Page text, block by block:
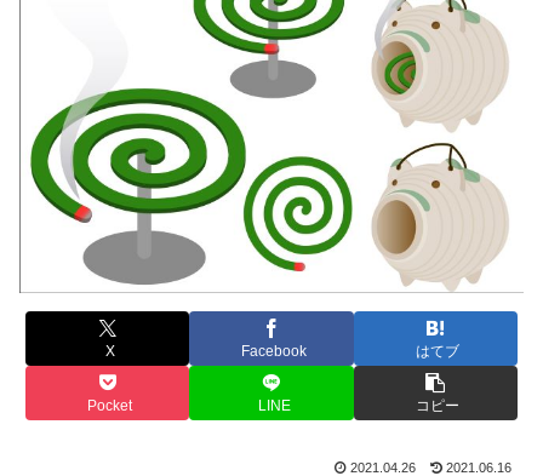
X Facebook はてブ
Pocket LINE コピー
2021.04.26 2021.06.16